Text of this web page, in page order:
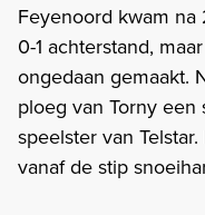
Feyenoord kwam
0-1 achterstand,
ongedaan gemaakt.
ploeg van Torny een
speelster van
vanaf de stip